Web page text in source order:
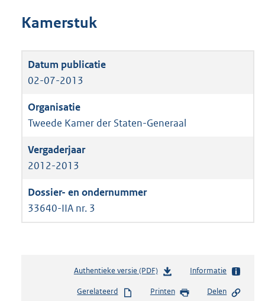
Kamerstuk
02-07-2013
Tweede Kamer der Staten-Generaal
2012-2013
33640-IIA nr. 3
Authentieke versie (PDF)b
s
Informatie
Gerelateerd Printen Delen